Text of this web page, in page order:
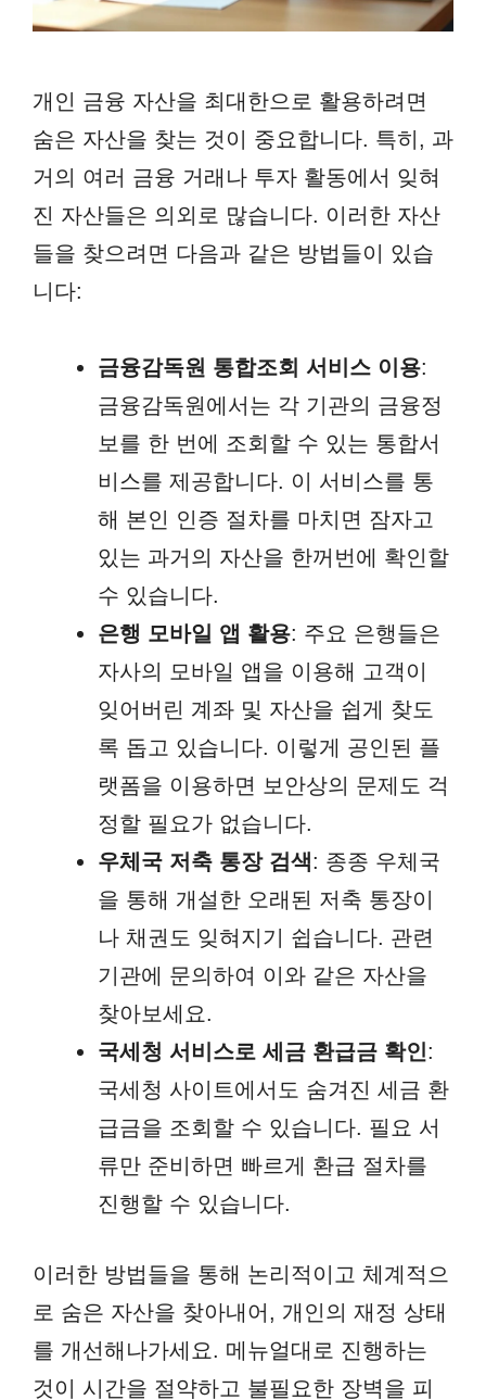
개인 금융 자산을 최대한으로 활용하려면
숨은 자산을 찾는 것이 중요합니다. 특히, 과
거의 여러 금융 거래나 투자 활동에서 잊혀
진 자산들은 의외로 많습니다. 이러한 자산
들을 찾으려면 다음과 같은 방법들이 있습
니다:
금융감독원 통합조회 서비스 이용:
금융감독원에서는 각 기관의 금융정
보를 한 번에 조회할 수 있는 통합서
비스를 제공합니다. 이 서비스를 통
해 본인 인증 절차를 마치면 잠자고
있는 과거의 자산을 한꺼번에 확인할
수 있습니다.
은행 모바일 앱 활용: 주요 은행들은
자사의 모바일 앱을 이용해 고객이
잊어버린 계좌 및 자산을 쉽게 찾도
록 돕고 있습니다. 이렇게 공인된 플
랫폼을 이용하면 보안상의 문제도 걱
정할 필요가 없습니다.
우체국 저축 통장 검색: 종종 우체국
을 통해 개설한 오래된 저축 통장이
나 채권도 잊혀지기 쉽습니다. 관련
기관에 문의하여 이와 같은 자산을
찾아보세요.
국세청 서비스로 세금 환급금 확인:
국세청 사이트에서도 숨겨진 세금 환
급금을 조회할 수 있습니다. 필요 서
류만 준비하면 빠르게 환급 절차를
진행할 수 있습니다.
이러한 방법들을 통해 논리적이고 체계적으
로 숨은 자산을 찾아내어, 개인의 재정 상태
를 개선해나가세요. 메뉴얼대로 진행하는
것이 시간을 절약하고 불필요한 장벽을 피